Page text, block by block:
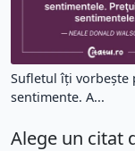
Sufletul îţi vorbeşte
sentimente. A...
Alege un citat